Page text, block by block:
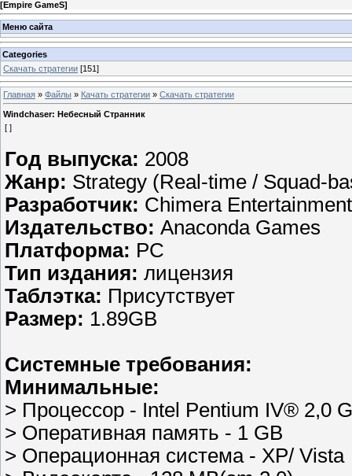
[Empire GameS]
Меню сайта
Categories
Скачать стратегии [151]
Главная » Файлы » Качать стратегии » Скачать стратегии
Windchaser: Небесный Странник
[ ]
Год выпуска: 2008
Жанр: Strategy (Real-time / Squad-
Разработчик: Chimera Entertainment
Издательство: Anaconda Games
Платформа: PC
Тип издания: лицензия
Таблэтка: Присутствует
Размер: 1.89GB
Системные требования:
Минимальные:
> Процессор - Intel Pentium IV® 2,0
> Оперативная память - 1 GB
> Операционная система - XP/ Vista